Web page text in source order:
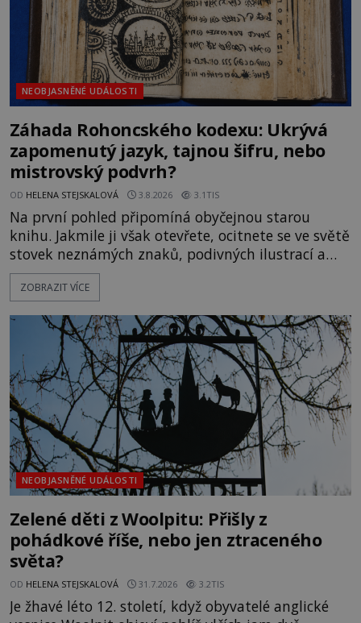
NEOBJASNĚNÉ UDÁLOSTI
Záhada Rohoncského kodexu: Ukrývá
zapomenutý jazyk, tajnou šifru, nebo
mistrovský podvrh?
OD HELENA STEJSKALOVÁ 3.8.2026 3.1TIS
Na první pohled připomíná obyčejnou starou
knihu. Jakmile ji však otevřete, ocitnete se ve světě
stovek neznámých znaků, podivných ilustrací a
textu, který už téměř dvě století vzdoruje všem
pokusům o rozluštění. Rohoncský kodex patří mezi
jistotou neví, kdo jej napsal, kdy vznikl ani co
vlastně vypráví. Rohoncský kodex se poprvé
objevuje v roce
ZOBRAZIT VÍCE
NEOBJASNĚNÉ UDÁLOSTI
Zelené děti z Woolpitu: Přišly z
pohádkové říše, nebo jen ztraceného
světa?
OD HELENA STEJSKALOVÁ 31.7.2026 3.2TIS
Je žhavé léto 12. století, když obyvatelé anglické